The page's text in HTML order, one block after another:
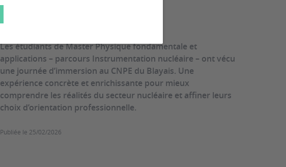
nucléaire
Les étudiants de Master Physique fondamentale et
applications – parcours Instrumentation nucléaire – ont vécu
une journée d’immersion au CNPE du Blayais. Une
expérience concrète et enrichissante pour mieux
comprendre les réalités du secteur nucléaire et affiner leurs
choix d’orientation professionnelle.
Publiée le 25/02/2026